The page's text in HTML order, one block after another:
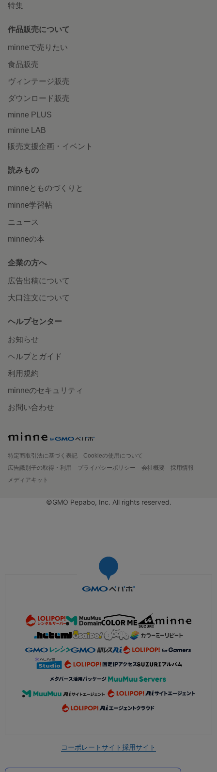
特集
作品販売について
minneで売りたい
食品販売
ヴィンテージ販売
ダウンロード販売
minne PLUS
minne LAB
販売支援企画・イベント
読みもの
minneとものづくりと
minne学習帖
ニュース
minneの本
企業の方へ
広告出稿について
大口注文について
ヘルプセンター
お知らせ
ヘルプとガイド
利用規約
minneのセキュリティ
お問い合わせ
特定商取引法に基づく表記
Cookieの使用について
広告識別子の取得・利用
プライバシーポリシー 会社概要
採用情報
メディアキット
©GMO Pepabo, Inc. All rights reserved.
コーポレートサイト採用サイト